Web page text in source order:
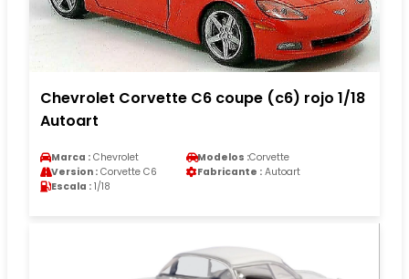
Chevrolet Corvette C6 coupe (c6) rojo 1/18
Autoart
Marca : Chevrolet Modelos :Corvette
Version : Corvette C6 Fabricante : Autoart
Escala : 1/18